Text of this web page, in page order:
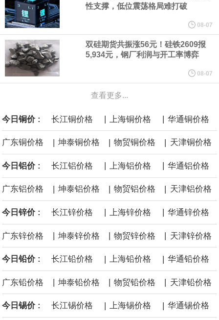
稳定的三大有利因素带动下，预期第3季度营运将优于第2季度，并
进一步扩大全年营运成果。
美国国会预算办公室（CBO）于当地时间5日发布报告称，美国海军
计划建造的15艘核动力“特朗普级”（Trump-class）战列舰，从研发
到采购的总费用可能高达2750亿美元，为美国有史以来最昂贵的水
面战舰项目之一。 根据CBO的初步估算，首舰造价约234亿美元，
后续14艘平均每艘约180亿美元。
黄金价格有望录得自今年1月以来最大单周涨幅。油价走弱为金价提
供支撑，同时投资者正等待美国非农就业数据，以寻找美国利率前
景的线索。StoneX高级分析师马特·辛普森表示，中东和平前景改善
海力士：龙仁工厂将生产高带宽内存（HBM）及其他下一代动态随
性支撑，低位震荡格局难打破
08-07
双硅期货共振涨56元！硅铁2609报
5,934元，钢厂利润与开工率博弈
08-07
查看更多...
今日铜价 : 长江铜价格 | 上海铜价格 | 华通铜价格
广东铜价格 | 坤泰铜价格 | 物贸铜价格 | 天津铜价格
今日铝价 : 长江铝价格 上海铝价格 华通铝价格
广东铝价格 | 坤泰铝价格 | 物贸铝价格 | 天津铝价格
今日锌价 : 长江锌价格 上海锌价格 华通锌价格
广东锌价格 | 坤泰锌价格 | 物贸锌价格 | 天津锌价格
今日铅价 : 长江铅价格 | 上海铅价格 | 华通铅价格
广东铅价格 坤泰铅价格 物贸铅价格 天津铅价格
今日锡价 : 长江锡价格 | 上海锡价格 | 华通锡价格